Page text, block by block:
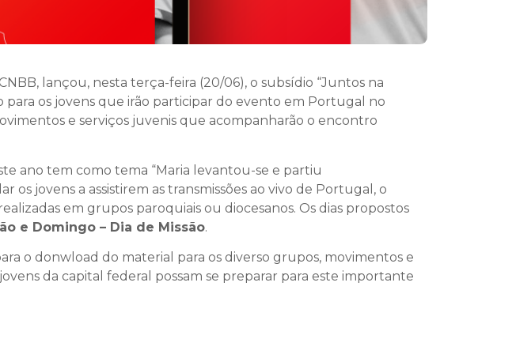
lançou, nesta terça-feira (20/06), o subsídio “Juntos na
os jovens que irão participar do evento em Portugal no
e serviços juvenis que acompanharão o encontro
ano tem como tema “Maria levantou-se e partiu
os jovens a assistirem as transmissões ao vivo de Portugal, o
em grupos paroquiais ou diocesanos. Os dias propostos
e Domingo – Dia de Missão.
o donwload do material para os diverso grupos, movimentos e
da capital federal possam se preparar para este importante